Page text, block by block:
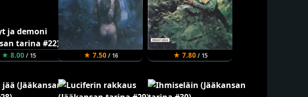
★ 8.00/ 15 ★ 7.50/ 16 ★ 7.80/ 15